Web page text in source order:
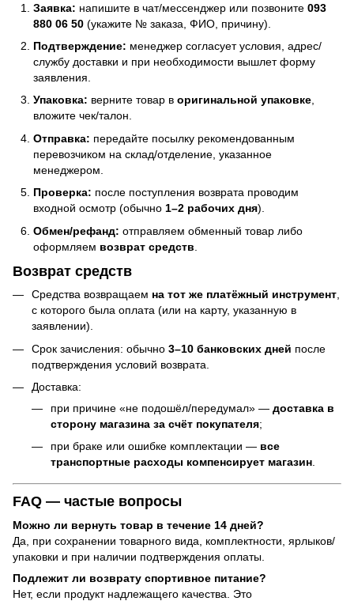
Заявка: напишите в чат/мессенджер или позвоните 093
880 06 50 (укажите № заказа, ФИО, причину).
Подтверждение: менеджер согласует условия, адрес/
службу доставки и при необходимости вышлет форму
заявления.
Упаковка: верните товар в оригинальной упаковке,
вложите чек/талон.
Отправка: передайте посылку рекомендованным
перевозчиком на склад/отделение, указанное
менеджером.
Проверка: после поступления возврата проводим
входной осмотр (обычно 1–2 рабочих дня).
Обмен/рефанд: отправляем обменный товар либо
оформляем возврат средств
Возврат средств
Средства возвращаем на тот же платёжный инструмент
с которого была оплата (или на карту, указанную в
заявлении).
Срок зачисления: обычно 3–10 банковских дней после
подтверждения условий возврата.
Доставка:
при причине «не подошёл/передумал» — доставка в
сторону магазина за счёт покупателя;
при браке или ошибке комплектации — все
транспортные расходы компенсирует магазин.
FAQ — частые вопросы
Можно ли вернуть товар в течение 14 дней?
Да, при сохранении товарного вида, комплектности, ярлыков/
упаковки и при наличии подтверждения оплаты.
Подлежит ли возврату спортивное питание?
Нет, если продукт надлежащего качества. Это